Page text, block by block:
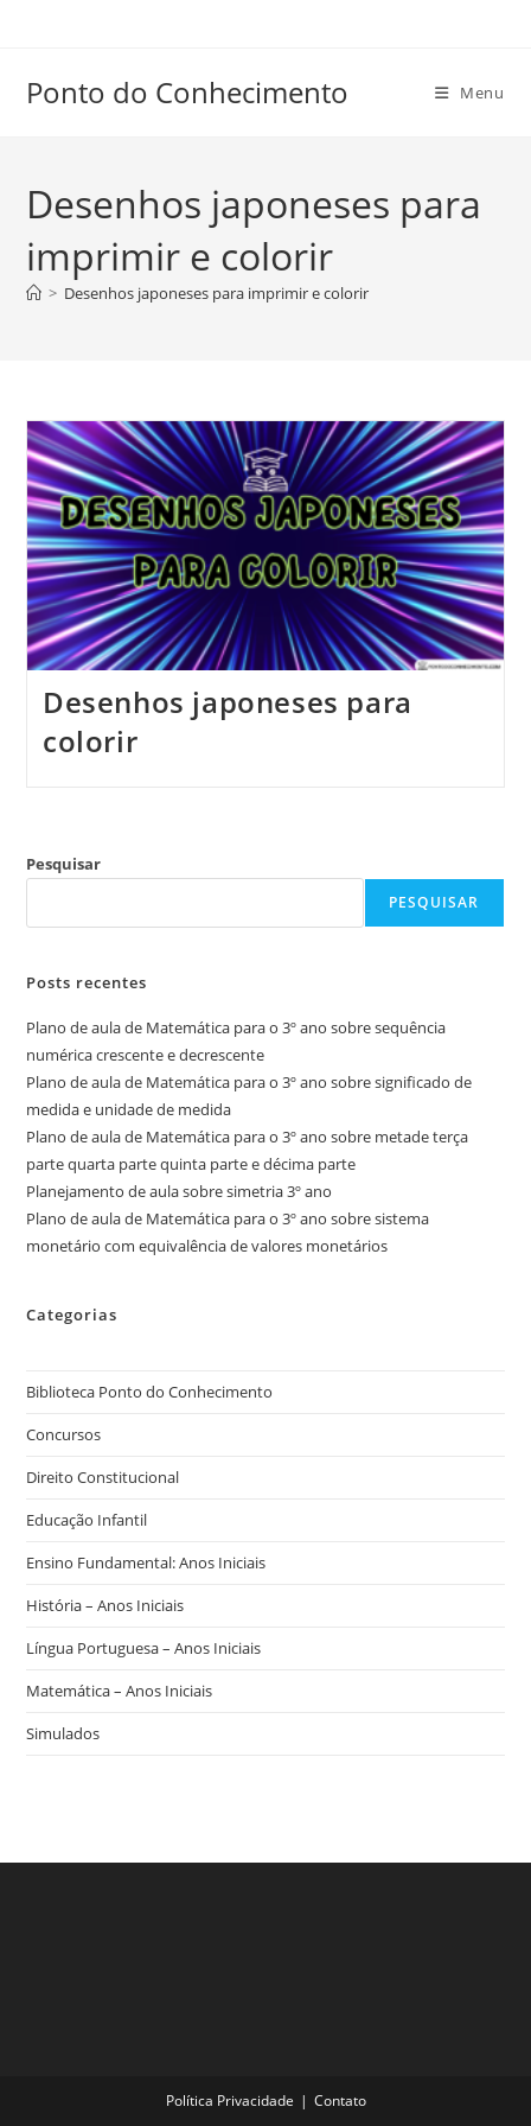
conteúdo
Ponto do Conhecimento Menu
Desenhos japoneses para
imprimir e colorir
> Desenhos japoneses para imprimir e colorir
Desenhos japoneses para
colorir
Pesquisar
PESQUISAR
Posts recentes
Plano de aula de Matemática para o 3º ano sobre sequência
numérica crescente e decrescente
Plano de aula de Matemática para o 3º ano sobre significado de
medida e unidade de medida
Plano de aula de Matemática para o 3º ano sobre metade terça
parte quarta parte quinta parte e décima parte
Planejamento de aula sobre simetria 3º ano
Plano de aula de Matemática para o 3º ano sobre sistema
monetário com equivalência de valores monetários
Categorias
Biblioteca Ponto do Conhecimento
Concursos
Direito Constitucional
Educação Infantil
Ensino Fundamental: Anos Iniciais
História – Anos Iniciais
Língua Portuguesa – Anos Iniciais
Matemática – Anos Iniciais
Simulados
Política Privacidade Contato